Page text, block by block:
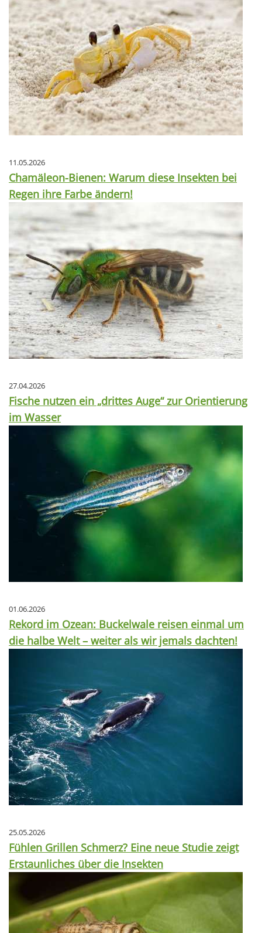
11.05.2026
Chamäleon-Bienen: Warum diese Insekten bei
Regen ihre Farbe ändern!
27.04.2026
Fische nutzen ein „drittes Auge“ zur Orientierung
im Wasser
01.06.2026
Rekord im Ozean: Buckelwale reisen einmal um
die halbe Welt – weiter als wir jemals dachten!
25.05.2026
Fühlen Grillen Schmerz? Eine neue Studie zeigt
Erstaunliches über die Insekten